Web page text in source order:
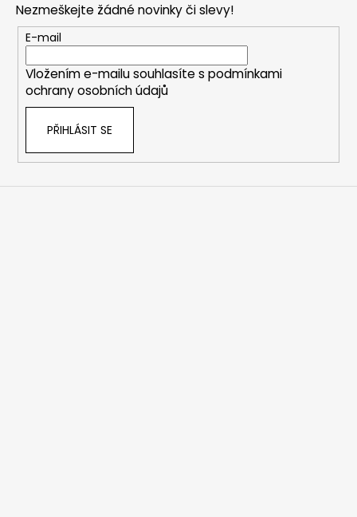
Nezmeškejte žádné novinky či slevy!
E-mail
Vložením e-mailu souhlasíte s podmínkami
ochrany osobních údajů
PŘIHLÁSIT SE